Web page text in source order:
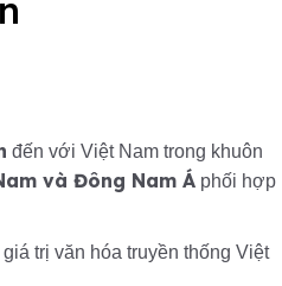
đến với Việt Nam trong khuôn
và Đông Nam Á phối hợp
trị văn hóa truyền thống Việt